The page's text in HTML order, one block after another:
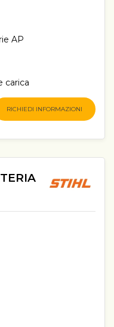
AP
carica
RICHIEDI INFORMAZIONI